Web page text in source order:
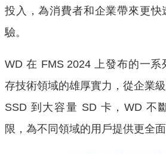
投入，為消費者和企業帶來更快
驗。
WD 在 FMS 2024 上發布的一
存技術領域的雄厚實力，從企業
SSD 到大容量 SD 卡，WD 不
限，為不同領域的用戶提供更全